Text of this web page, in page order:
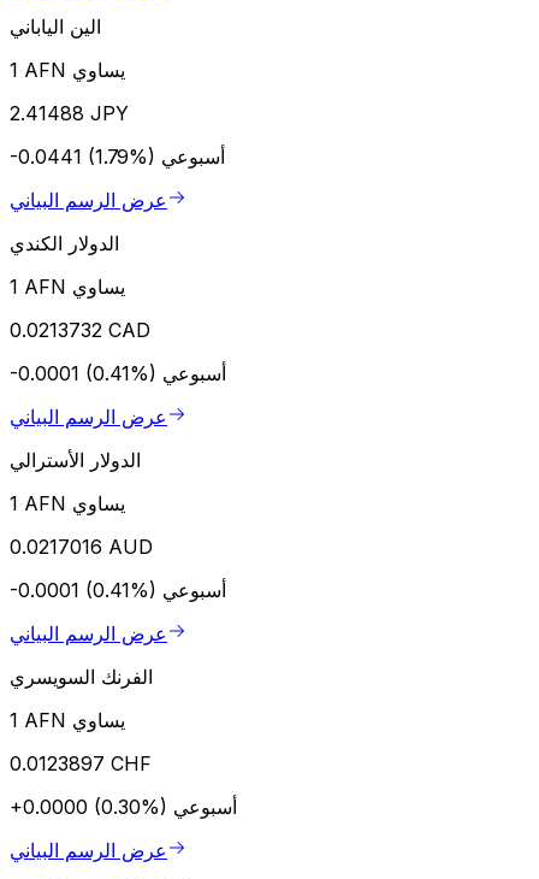
الين الياباني
1 AFN يساوي
2.41488 JPY
-0.0441 (1.79%) أسبوعي
عرض الرسم البياني
الدولار الكندي
1 AFN يساوي
0.0213732 CAD
-0.0001 (0.41%) أسبوعي
عرض الرسم البياني
الدولار الأسترالي
1 AFN يساوي
0.0217016 AUD
-0.0001 (0.41%) أسبوعي
عرض الرسم البياني
الفرنك السويسري
1 AFN يساوي
0.0123897 CHF
+0.0000 (0.30%) أسبوعي
عرض الرسم البياني